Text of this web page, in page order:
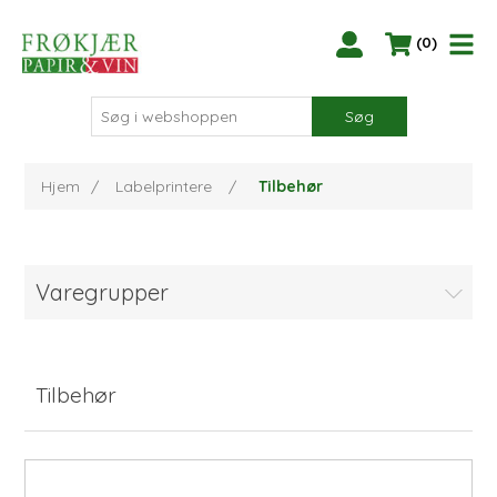
(0)
Søg
Hjem / Labelprintere / Tilbehør
Varegrupper
Tilbehør